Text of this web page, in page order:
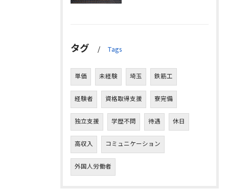
タグ Tags
単価 未経験 埼玉 鉄筋工
経験者 資格取得支援 寮完備
独立支援 学歴不問 待遇 休日
高収入 コミュニケーション
外国人労働者